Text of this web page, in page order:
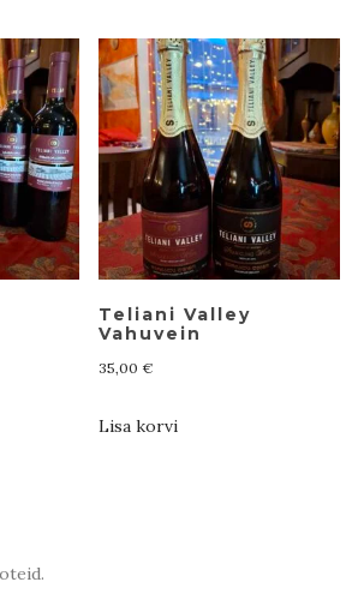
Teliani Valley
Vahuvein
35,00 €
Lisa korvi